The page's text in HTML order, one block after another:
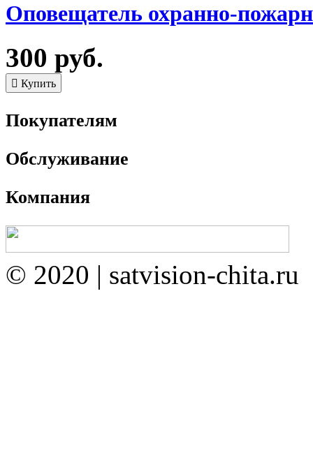
Оповещатель охранно-
300 руб.
Покупателям
Обслуживание
Компания
© 2020 | satvision-chita.ru